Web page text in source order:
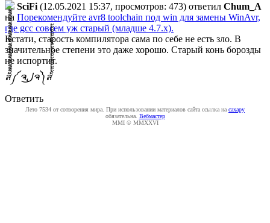
SciFi (12.05.2021 15:37, просмотров: 473) ответил Chum_A
на Порекомендуйте avr8 toolchain под win для замены WinAvr,
где gcc совсем уж старый (младше 4.7.х).
Кстати, старость компилятора сама по себе не есть зло. В
значительное степени это даже хорошо. Старый конь борозды
не испортит.
ส็็็็็็็็็็็็็็็็็็็็็็็็็༼ ຈل͜ຈ༽ส้้้้้้้้้้้้้้้้้้้้้้้
Ответить
Лето 7534 от сотворения мира. При использовании материалов сайта ссылка на caxapу
обязательна. Вебмастер
MMI © MMXXVI